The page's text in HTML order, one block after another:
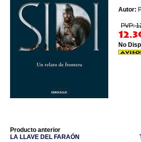
Autor:
PVP:
No
Producto anterior
LA LLAVE DEL FARAÓN